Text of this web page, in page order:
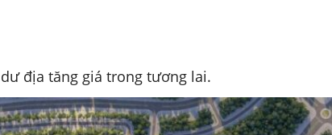
địa tăng giá trong tương lai.